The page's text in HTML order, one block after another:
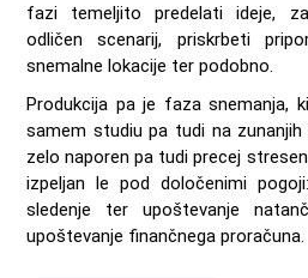
fazi temeljito predelati ideje,
odličen scenarij, priskrbeti
snemalne lokacije ter podobno.
Produkcija pa je faza snemanja,
samem studiu pa tudi na
zelo naporen pa tudi precej
izpeljan le pod določenimi
sledenje ter upoštevanje
upoštevanje finančnega proračuna.